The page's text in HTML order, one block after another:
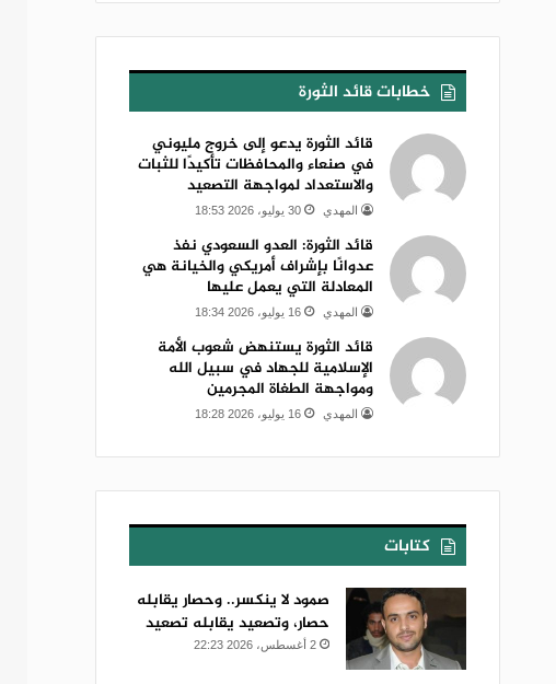
خطابات قائد الثورة
قائد الثورة يدعو إلى خروج مليوني
في صنعاء والمحافظات تأكيدًا للثبات
والاستعداد لمواجهة التصعيد
المهدي 30 يوليو، 2026 18:53
قائد الثورة: العدو السعودي نفذ
عدوانًا بإشراف أمريكي والخيانة هي
المعادلة التي يعمل عليها
المهدي 16 يوليو، 2026 18:34
قائد الثورة يستنهض شعوب الأمة
الإسلامية للجهاد في سبيل الله
ومواجهة الطغاة المجرمين
المهدي 16 يوليو، 2026 18:28
كتابات
صمود لا ينكسر.. وحصار يقابله
حصار، وتصعيد يقابله تصعيد
2 أغسطس، 2026 22:23